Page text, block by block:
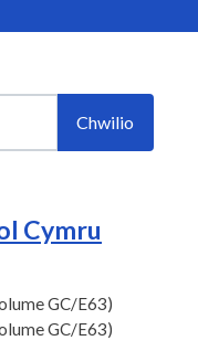
Cymru
GC/E63)
GC/E63)